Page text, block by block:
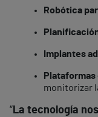
Robótica
Implantes
monitorizar
“La tecnología